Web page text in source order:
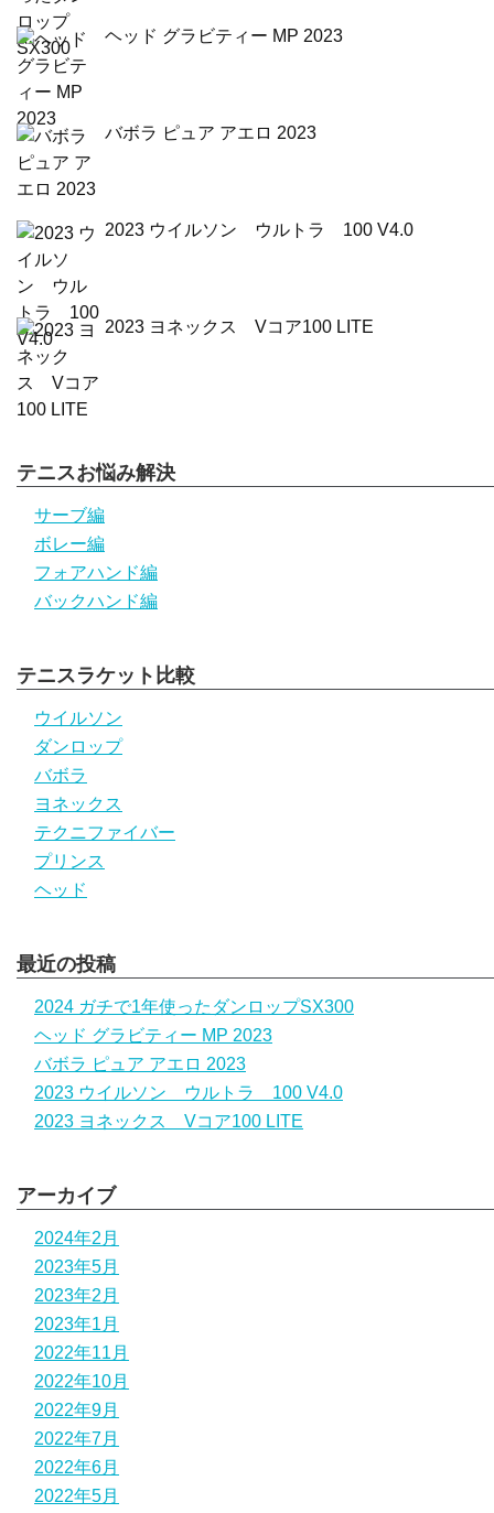
ヘッド グラビティー MP 2023
バボラ ピュア アエロ 2023
2023 ウイルソン ウルトラ 100 V4.0
2023 ヨネックス Vコア100 LITE
テニスお悩み解決
サーブ編
ボレー編
フォアハンド編
バックハンド編
テニスラケット比較
ウイルソン
ダンロップ
バボラ
ヨネックス
テクニファイバー
プリンス
ヘッド
最近の投稿
2024 ガチで1年使ったダンロップSX300
ヘッド グラビティー MP 2023
バボラ ピュア アエロ 2023
2023 ウイルソン ウルトラ 100 V4.0
2023 ヨネックス Vコア100 LITE
アーカイブ
2024年2月
2023年5月
2023年2月
2023年1月
2022年11月
2022年10月
2022年9月
2022年7月
2022年6月
2022年5月